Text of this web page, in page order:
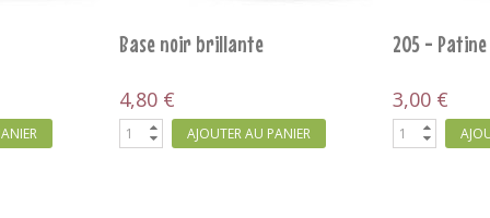
Pigment Oxydation Ancienne
5,40 €
AJOUTER AU PANIER
Leadbelcher
3,60 €